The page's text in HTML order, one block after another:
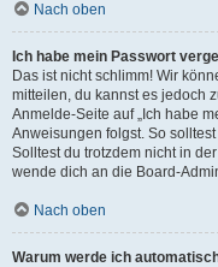
Nach oben
Ich habe mein Passwort
Das ist nicht schlimm! Wir
mitteilen, du kannst es jedoch
Anmelde-Seite auf „Ich habe
Anweisungen folgst. So
Solltest du trotzdem nicht in
wende dich an die Board-
Nach oben
Warum werde ich